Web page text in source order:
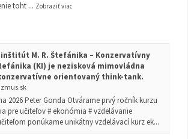
toht ... Zobraziť viac
M. R. Štefánika – Konzervatívny
(KI) je nezisková mimovládna
orientovaný think-tank.
2026 Peter Gonda Otvárame prvý ročník kurzu
pre učiteľov # ekonómia # vzdelávanie
ponúkame unikátny vzdelávací kurz ek...